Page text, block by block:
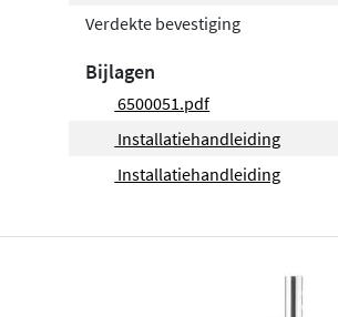
Verdekte bevestiging
Bijlagen
6500051.pdf
Installatiehandleiding
Installatiehandleiding